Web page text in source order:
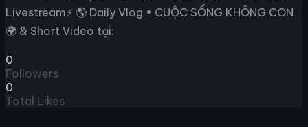
Livestream⚡ 🌎 Daily Vlog • CUỘC SỐNG KHÔNG CON
🌍 & Short Video tại:
0
Followers
0
Total Likes